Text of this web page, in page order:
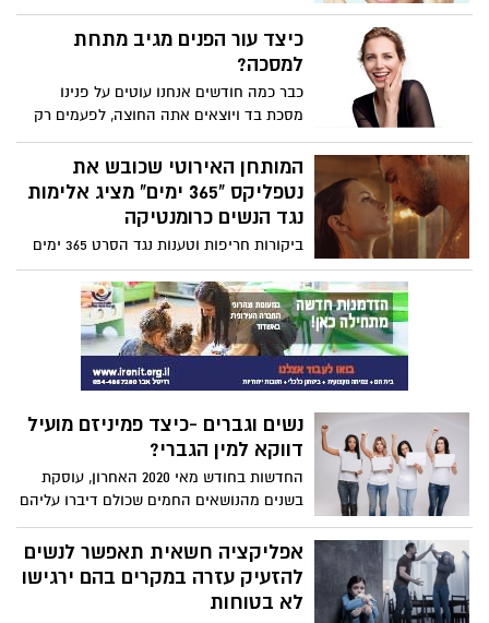
זקוק ללנוזלים, ובדיוק כמו שאנו לא מעמיסים
שכבות של בגדים על עצמנו בימי הקיץ
החמים, אז מומלץ גם לא להעמיס שכבות
אומרת מאיה לזר, מנהלת ההדרכה של לוריאל
כיצד עור הפנים מגיב מתחת
למסכה?
כבר כמה חודשים אנחנו עוטים על פנינו
מסכת בד ויוצאים אתה החוצה, לפעמים רק
לכמה דקות, עד הגעה למקום עבודה, או בזמן
הקניות, או במהלך מפגשים מסוימים. לפעמים
אנחנו צריכים להישאר עם המסכה על הפנים
המותחן האירוטי שכובש את
נטפליקס "365 ימים" מציג אלימות
נגד הנשים כרומנטיקה
ביקורות חריפות וטענות נגד הסרט 365 ימים
שסוערות, חיוביות ושליליות, מסביב לעולם
מדובר בסרט של סצנות ארוטיות פנטזיות
מיניות אלימות כשאלימות נגד נשים מוצגת
בקונטקסט הלא נכון – כשהיא מוצגת
כרומנטיקה, כאהבה.
נשים וגברים -כיצד פמיניזם מועיל
דווקא למין הגברי?
החדשות בחודש מאי 2020 האחרון, עוסקת
בשנים מהנושאים החמים שכולם דיברו עליהם
– רצח נשים ומחאת המכנסיים הקצרים של
תלמידות בתי ספר. הפער בין השניים ובין
החשיבות שלהם הוא אדיר, אך יש להם מכנות
משותפים מאוד ברורים, שהם יחס לנשים,
שוויון מגדרי ופמיניזם. הסרטון הבא מציג את
אפליקציה חשאית תאפשר לנשים
להזעיק עזרה במקרים בהם ירגישו
לא בטוחות